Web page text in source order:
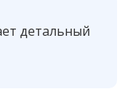
детальный